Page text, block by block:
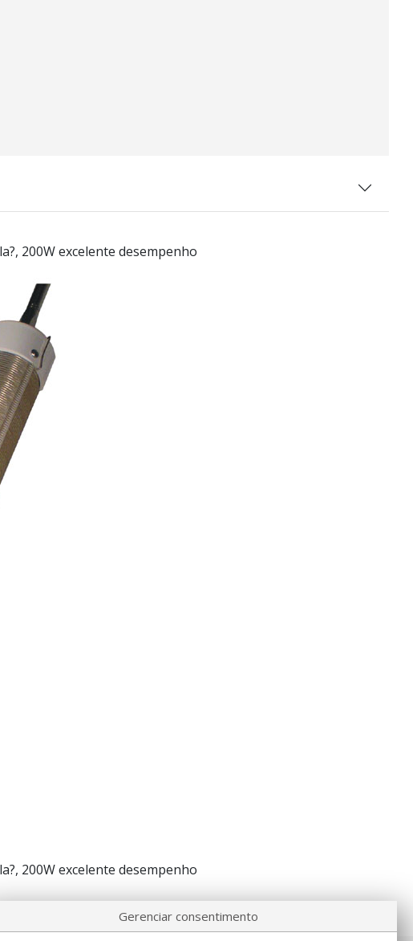
200W excelente desempenho
200W excelente desempenho
Gerenciar consentimento